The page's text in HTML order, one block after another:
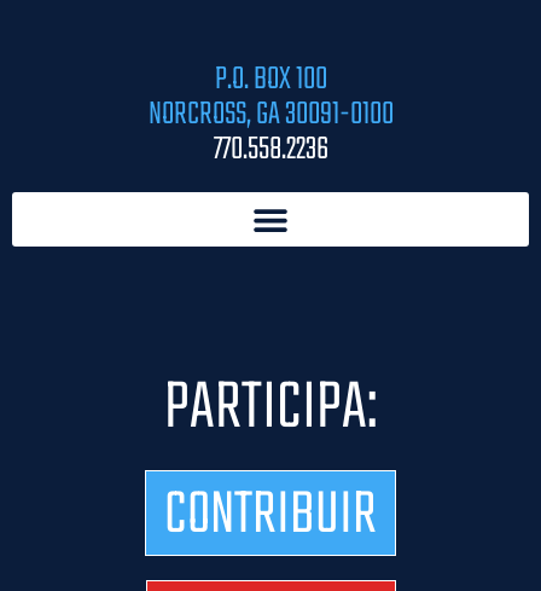
P.O. BOX 100
NORCROSS, GA 30091-0100
770.558.2236
PARTICIPA:
CONTRIBUIR